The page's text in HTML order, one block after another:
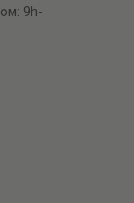
9h-